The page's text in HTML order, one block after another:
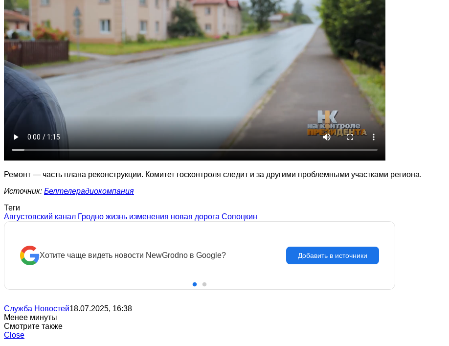
Ремонт — часть плана реконструкции. Комитет госконтроля следит и за другими проблемными участками региона.
Источник: Белтелерадиокомпания
Теги
Августовский канал Гродно жизнь изменения новая дорога Сопоцкин
Хотите чаще видеть новости NewGrodno в Google? Добавить в источники
Служба Новостей18.07.2025, 16:38
Менее минуты
Смотрите также
Close